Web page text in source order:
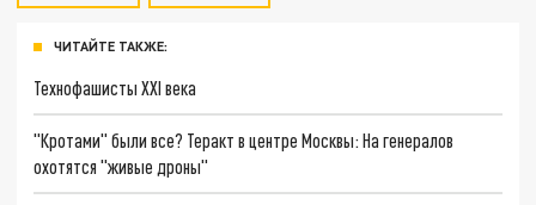
ЧИТАЙТЕ ТАКЖЕ:
Технофашисты XXI века
"Кротами" были все? Теракт в центре Москвы: На генералов
охотятся "живые дроны"